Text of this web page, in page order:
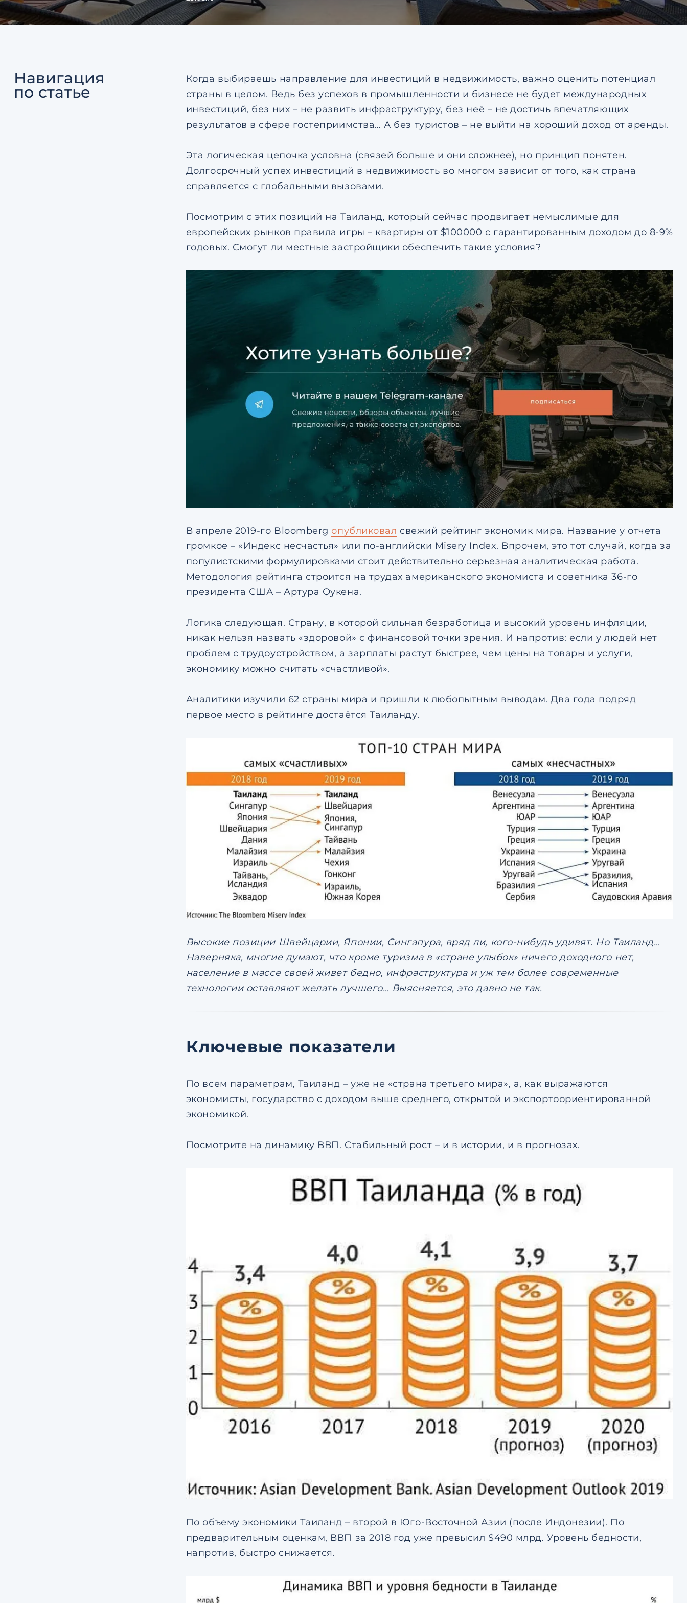
Навигация
по статье
Когда выбираешь направление для инвестиций в недвижимость, важно оценить потенциал
страны в целом. Ведь без успехов в промышленности и бизнесе не будет международных
инвестиций, без них – не развить инфраструктуру, без неё – не достичь впечатляющих
результатов в сфере гостеприимства… А без туристов – не выйти на хороший доход от аренды.
Эта логическая цепочка условна (связей больше и они сложнее), но принцип понятен.
Долгосрочный успех инвестиций в недвижимость во многом зависит от того, как страна
справляется с глобальными вызовами.
Посмотрим с этих позиций на Таиланд, который сейчас продвигает немыслимые для
европейских рынков правила игры – квартиры от $100000 с гарантированным доходом до 8-9%
годовых. Смогут ли местные застройщики обеспечить такие условия?
В апреле 2019-го Bloomberg опубликовал свежий рейтинг экономик мира. Название у отчета
громкое – «Индекс несчастья» или по-английски Misery Index. Впрочем, это тот случай, когда за
популистскими формулировками стоит действительно серьезная аналитическая работа.
Методология рейтинга строится на трудах американского экономиста и советника 36-го
президента США – Артура Оукена.
Логика следующая. Страну, в которой сильная безработица и высокий уровень инфляции,
никак нельзя назвать «здоровой» с финансовой точки зрения. И напротив: если у людей нет
проблем с трудоустройством, а зарплаты растут быстрее, чем цены на товары и услуги,
экономику можно считать «счастливой».
Аналитики изучили 62 страны мира и пришли к любопытным выводам. Два года подряд
первое место в рейтинге достаётся Таиланду.
Высокие позиции Швейцарии, Японии, Сингапура, вряд ли, кого-нибудь удивят. Но Таиланд…
Наверняка, многие думают, что кроме туризма в «стране улыбок» ничего доходного нет,
население в массе своей живет бедно, инфраструктура и уж тем более современные
технологии оставляют желать лучшего… Выясняется, это давно не так.
Ключевые показатели
По всем параметрам, Таиланд – уже не «страна третьего мира», а, как выражаются
экономисты, государство с доходом выше среднего, открытой и экспортоориентированной
экономикой.
Посмотрите на динамику ВВП. Стабильный рост – и в истории, и в прогнозах.
По объему экономики Таиланд – второй в Юго-Восточной Азии (после Индонезии). По
предварительным оценкам, ВВП за 2018 год уже превысил $490 млрд. Уровень бедности,
напротив, быстро снижается.
персональных данных
Я даю согласие на направление
Ответить на почту
персональных данных